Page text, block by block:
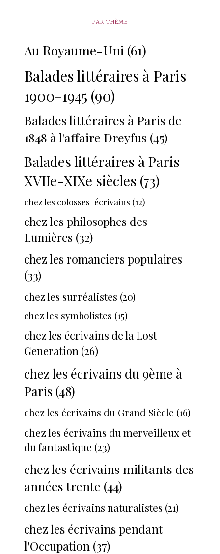
PAR THÈME
Au Royaume-Uni (61)
Balades littéraires à Paris
1900-1945 (90)
Balades littéraires à Paris de
1848 à l'affaire Dreyfus (45)
Balades littéraires à Paris
XVIIe-XIXe siècles (73)
chez les colosses-écrivains (12)
chez les philosophes des
Lumières (32)
chez les romanciers populaires
(33)
chez les surréalistes (20)
chez les symbolistes (15)
chez les écrivains de la Lost
Generation (26)
chez les écrivains du 9ème à
Paris (48)
chez les écrivains du Grand Siècle (16)
chez les écrivains du merveilleux et
du fantastique (23)
chez les écrivains militants des
années trente (44)
chez les écrivains naturalistes (21)
chez les écrivains pendant
l'Occupation (37)